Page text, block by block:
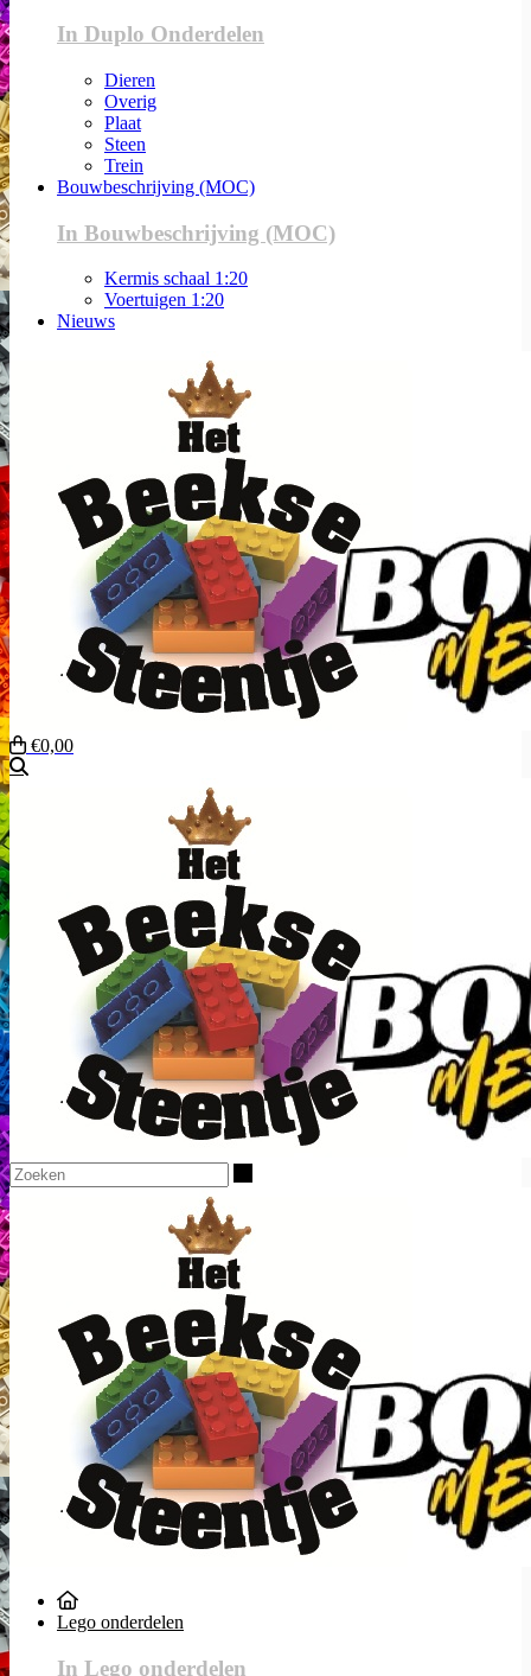
In Duplo Onderdelen
Dieren
Overig
Plaat
Steen
Trein
Bouwbeschrijving (MOC)
In Bouwbeschrijving (MOC)
Kermis schaal 1:20
Voertuigen 1:20
Nieuws
€0,00
Lego onderdelen
In Lego onderdelen